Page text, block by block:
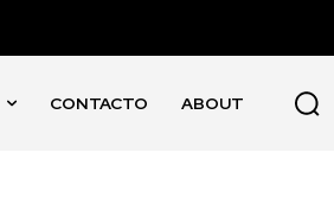
CONTACTO ABOUT